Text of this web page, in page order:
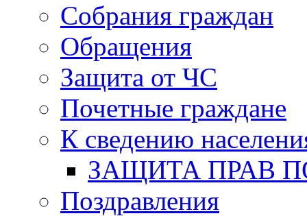
Собрания граждан
Обращения
Защита от ЧС
Почетные граждане
К сведению
ЗАЩИТА ПРАВ
Поздравления